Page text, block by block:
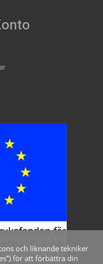
och liknande tekniker
för att förbättra din